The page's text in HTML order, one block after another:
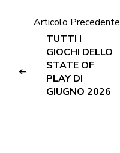
Articolo Precedente
TUTTI I
GIOCHI DELLO
STATE OF
PLAY DI
GIUGNO 2026